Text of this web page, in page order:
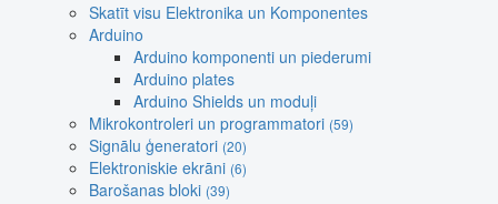
Skatīt visu Elektronika un Komponentes
Arduino
Arduino komponenti un piederumi
Arduino plates
Arduino Shields un moduļi
Mikrokontroleri un programmatori (59)
Signālu ģeneratori (20)
Elektroniskie ekrāni (6)
Barošanas bloki (39)